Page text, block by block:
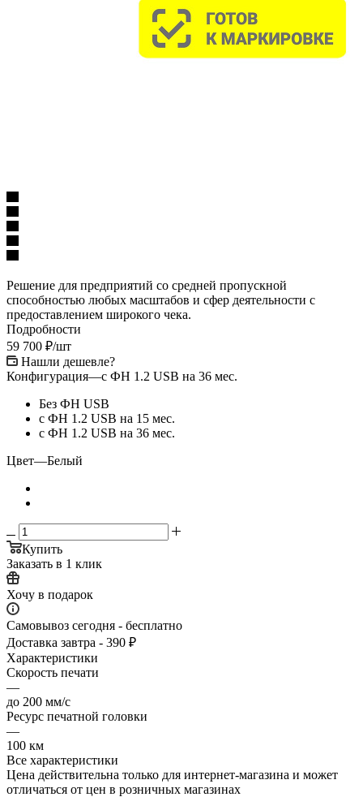
Решение для предприятий со средней пропускной
способностью любых масштабов и сфер деятельности с
предоставлением широкого чека.
Подробности
59 700 ₽/шт
Нашли дешевле?
Конфигурация—с ФН 1.2 USB на 36 мес.
Без ФН USB
с ФН 1.2 USB на 15 мес.
с ФН 1.2 USB на 36 мес.
Цвет—Белый
Купить
Заказать в 1 клик
Хочу в подарок
Самовывоз сегодня - бесплатно
Доставка завтра - 390 ₽
Характеристики
Скорость печати
—
до 200 мм/с
Ресурс печатной головки
—
100 км
Все характеристики
Цена действительна только для интернет-магазина и может
отличаться от цен в розничных магазинах